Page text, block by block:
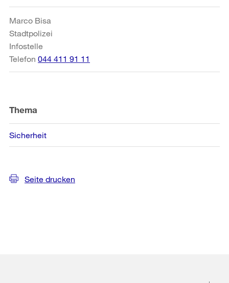
Informationen
Marco Bisa
Stadtpolizei
Infostelle
Telefon 044 411 91 11
Thema
Sicherheit
Seite drucken